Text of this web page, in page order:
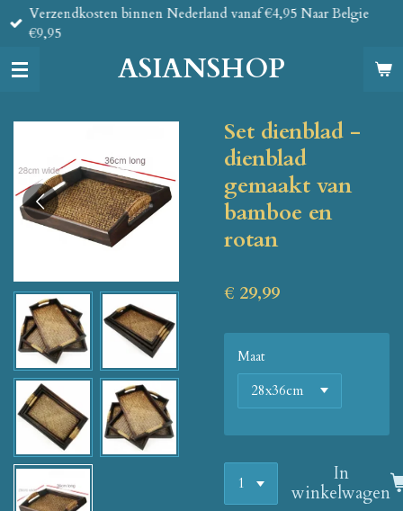
Ga
direct
de
ASIANSHOP
Verzendkosten binnen Nederland vanaf €4,95 Naar Belgie
€9,95
Set dienblad -
dienblad
gemaakt van
bamboe en
rotan
€ 29,99
Maat
In
winkelwagen